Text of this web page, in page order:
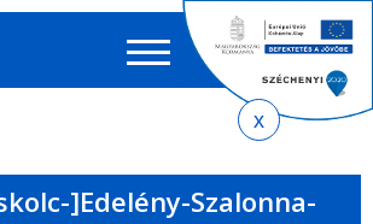
EN HU
űrlap
]Edelény-Szalonna-